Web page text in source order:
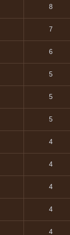
8
7
6
5
5
5
4
4
4
4
4